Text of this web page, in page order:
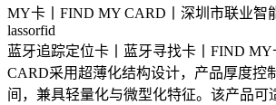
MY卡丨FIND MY CARD丨深圳市联业智
lassorfid
蓝牙追踪定位卡丨蓝牙寻找卡丨FIND
CARD采用超薄化结构设计，产品厚度控
间，兼具轻量化与微型化特征。该产品可